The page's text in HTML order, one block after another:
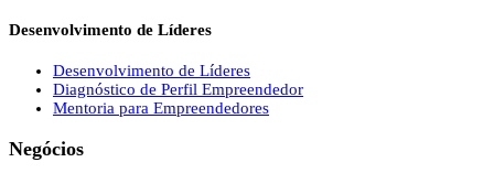
Desenvolvimento de Líderes
Desenvolvimento de Líderes
Diagnóstico de Perfil Empreendedor
Mentoria para Empreendedores
Negócios